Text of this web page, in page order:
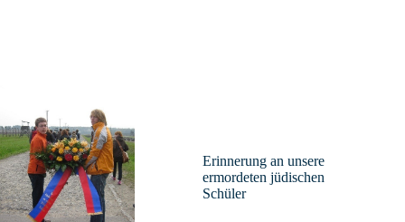
Erinnerung an unsere
ermordeten jüdischen
Schüler